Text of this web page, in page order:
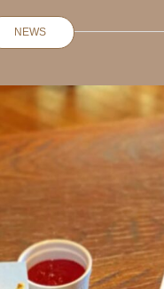
NEWS